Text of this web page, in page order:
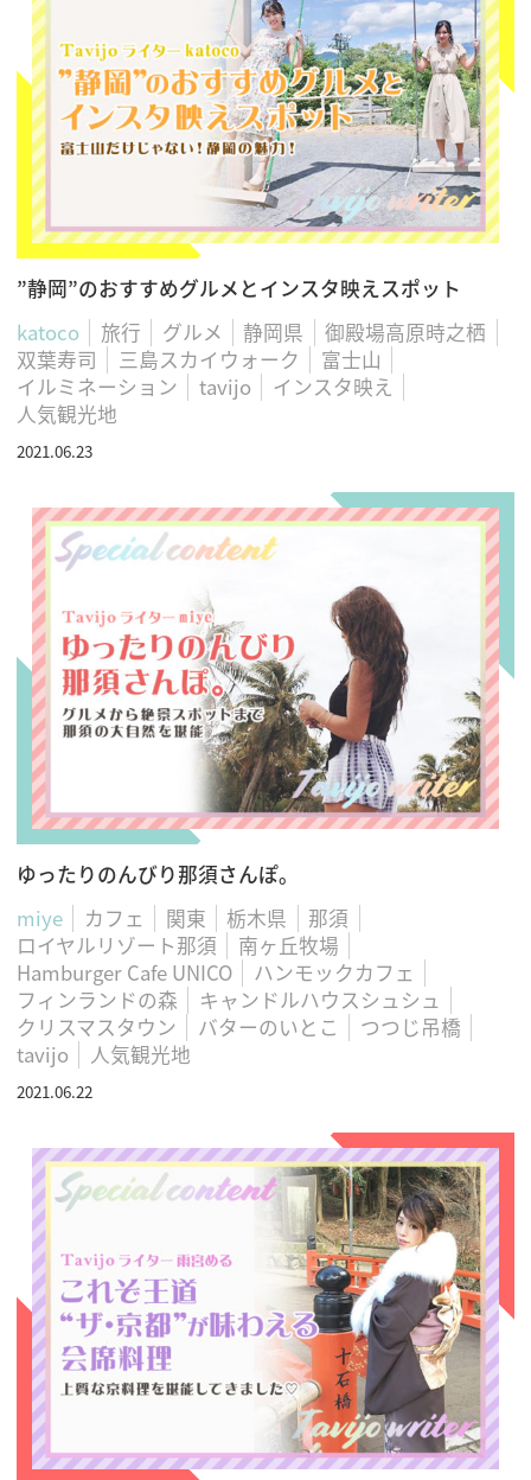
”静岡”のおすすめグルメとインスタ映えスポット
katoco
旅行 グルメ 静岡県
御殿場高原時之栖
双葉寿司
三島スカイウォーク
富士山
イルミネーション
tavijo
インスタ映え
人気観光地
2021.06.23
ゆったりのんびり那須さんぽ。
miye
カフェ 関東 栃木県
那須
ロイヤルリゾート那須
南ヶ丘牧場
Hamburger Cafe UNICO
ハンモックカフェ
フィンランドの森
キャンドルハウスシュシュ
クリスマスタウン
バターのいとこ
つつじ吊橋
tavijo
人気観光地
2021.06.22